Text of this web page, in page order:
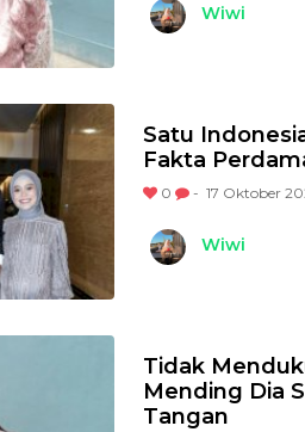
Wiwi
Satu
Fakta
0 - 17 Oktober
Wiwi
Tidak
Mending Dia
Tangan